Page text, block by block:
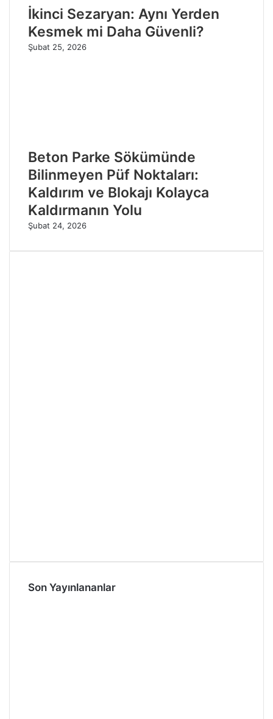
İkinci Sezaryan: Aynı Yerden
Kesmek mi Daha Güvenli?
Şubat 25, 2026
Beton Parke Sökümünde
Bilinmeyen Püf Noktaları:
Kaldırım ve Blokajı Kolayca
Kaldırmanın Yolu
Şubat 24, 2026
Son Yayınlananlar